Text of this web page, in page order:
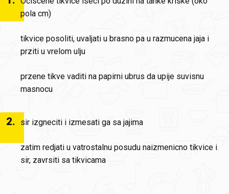
pola cm)
tikvice posoliti, uvaljati u brasno pa u razmucena jaja i
prziti u vrelom ulju
przene tikve vaditi na papirni ubrus da upije suvisnu
masnocu
2. sir izgneciti i izmesati ga sa jajima
zatim redjati u vatrostalnu posudu naizmenicno tikvice i
sir, zavrsiti sa tikvicama